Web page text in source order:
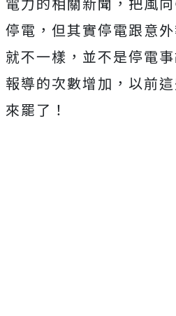
停電，但其實停電跟意
就不一樣，並不是停電
報導的次數增加，以前
來罷了！